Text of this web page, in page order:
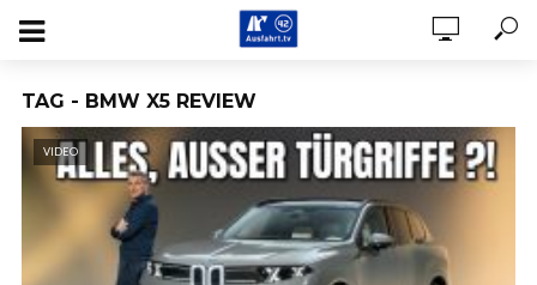
TAG - BMW X5 REVIEW
VIDEO